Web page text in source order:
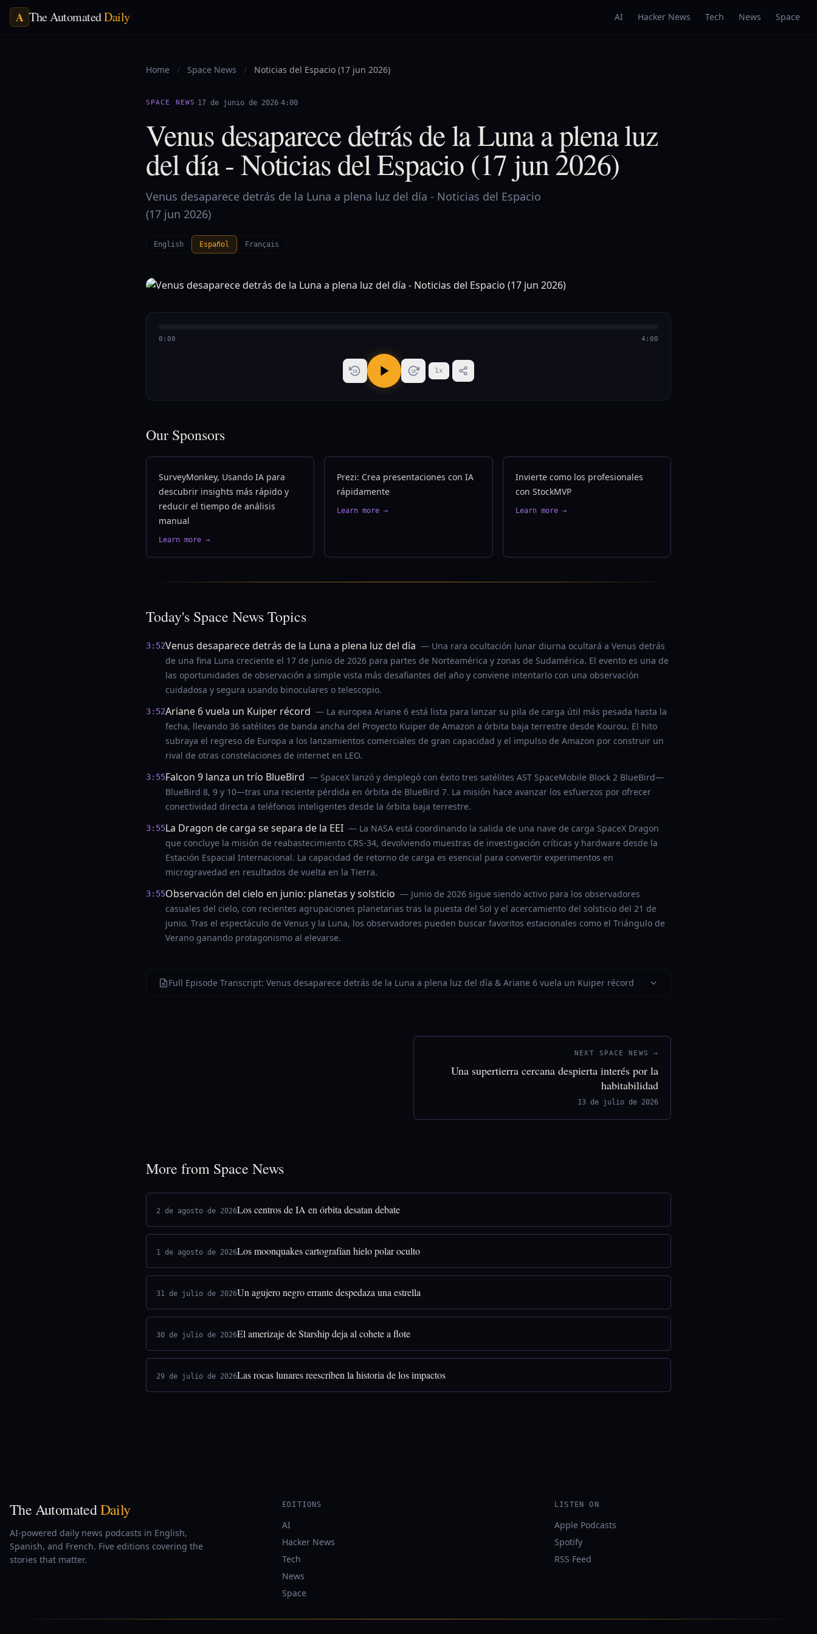
A The AutomatedDaily AI Hacker News Tech News Space
Home / Space News / Noticias del Espacio (17 jun 2026)
SPACE NEWS ·17 de junio de 2026·4:00
Venus desaparece detrás de la Luna a plena luz
del día - Noticias del Espacio (17 jun 2026)
Venus desaparece detrás de la Luna a plena luz del día - Noticias del Espacio
(17 jun 2026)
English Español Français
0:00 4:00
15 15 1x
Our Sponsors
SurveyMonkey, Usando IA para
descubrir insights más rápido y
reducir el tiempo de análisis
manual
Learn more →
Prezi: Crea presentaciones con IA
rápidamente
Learn more →
Invierte como los profesionales
con StockMVP
Learn more →
Today's Space News Topics
3:52Venus desaparece detrás de la Luna a plena luz del día — Una rara ocultación lunar diurna ocultará a Venus detrás
de una fina Luna creciente el 17 de junio de 2026 para partes de Norteamérica y zonas de Sudamérica. El evento es una de
las oportunidades de observación a simple vista más desafiantes del año y conviene intentarlo con una observación
cuidadosa y segura usando binoculares o telescopio.
3:52Ariane 6 vuela un Kuiper récord — La europea Ariane 6 está lista para lanzar su pila de carga útil más pesada hasta la
fecha, llevando 36 satélites de banda ancha del Proyecto Kuiper de Amazon a órbita baja terrestre desde Kourou. El hito
subraya el regreso de Europa a los lanzamientos comerciales de gran capacidad y el impulso de Amazon por construir un
rival de otras constelaciones de internet en LEO.
3:55Falcon 9 lanza un trío BlueBird — SpaceX lanzó y desplegó con éxito tres satélites AST SpaceMobile Block 2 BlueBird—
BlueBird 8, 9 y 10—tras una reciente pérdida en órbita de BlueBird 7. La misión hace avanzar los esfuerzos por ofrecer
conectividad directa a teléfonos inteligentes desde la órbita baja terrestre.
3:55La Dragon de carga se separa de la EEI — La NASA está coordinando la salida de una nave de carga SpaceX Dragon
que concluye la misión de reabastecimiento CRS-34, devolviendo muestras de investigación críticas y hardware desde la
Estación Espacial Internacional. La capacidad de retorno de carga es esencial para convertir experimentos en
microgravedad en resultados de vuelta en la Tierra.
3:55Observación del cielo en junio: planetas y solsticio — Junio de 2026 sigue siendo activo para los observadores
casuales del cielo, con recientes agrupaciones planetarias tras la puesta del Sol y el acercamiento del solsticio del 21 de
junio. Tras el espectáculo de Venus y la Luna, los observadores pueden buscar favoritos estacionales como el Triángulo de
Verano ganando protagonismo al elevarse.
Full Episode Transcript: Venus desaparece detrás de la Luna a plena luz del día & Ariane 6 vuela un Kuiper récord
NEXT SPACE NEWS →
Una supertierra cercana despierta interés por la
habitabilidad
13 de julio de 2026
More from Space News
2 de agosto de 2026Los centros de IA en órbita desatan debate
1 de agosto de 2026Los moonquakes cartografían hielo polar oculto
31 de julio de 2026Un agujero negro errante despedaza una estrella
30 de julio de 2026El amerizaje de Starship deja al cohete a flote
29 de julio de 2026Las rocas lunares reescriben la historia de los impactos
The AutomatedDaily
AI-powered daily news podcasts in English,
Spanish, and French. Five editions covering the
stories that matter.
EDITIONS
AI
Hacker News
Tech
News
Space
LISTEN ON
Apple Podcasts
Spotify
RSS Feed